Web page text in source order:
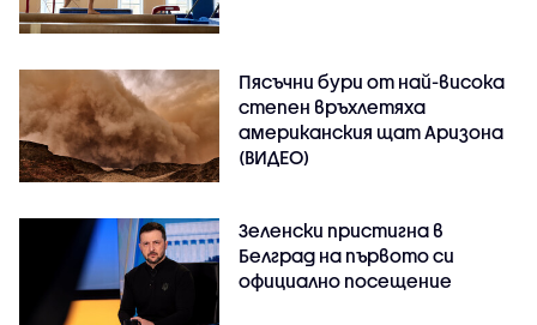
Пясъчни бури от най-висока
степен връхлетяха
американския щат Аризона
(ВИДЕО)
Зеленски пристигна в
Белград на първото си
официално посещение